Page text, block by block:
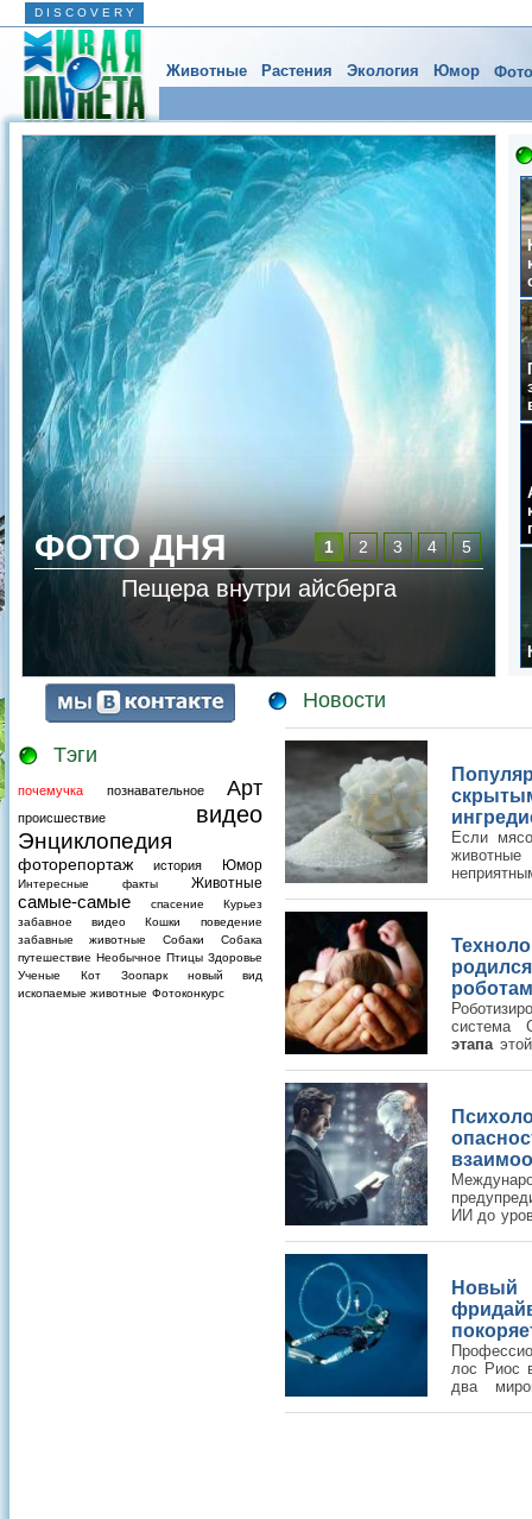
D I S C O V E R Y
Животные Растения Экология Юмор
ФОТО ДНЯ 1 2 3 4 5
Стая скворцов образовала огромную
птицу над озером
Тэги
почемучка познавательное Арт
происшествие видео
Энциклопедия
фоторепортаж история Юмор
Интересные факты Животные
самые-самые спасение
Курьез
забавное видео
Кошки
поведение
забавные животные
Собаки
Собака
путешествие Необычное Птицы Здоровье
Ученые
Кот Зоопарк
новый вид
ископаемые животные Фотоконкурс
Новости
Если
прячутся ингредиенты
система
этапа
Алгоритмы ИИ анализируют
хромосом эмбрионов, повышая
ИИ до
связей и суицидов.
лос Риос
два